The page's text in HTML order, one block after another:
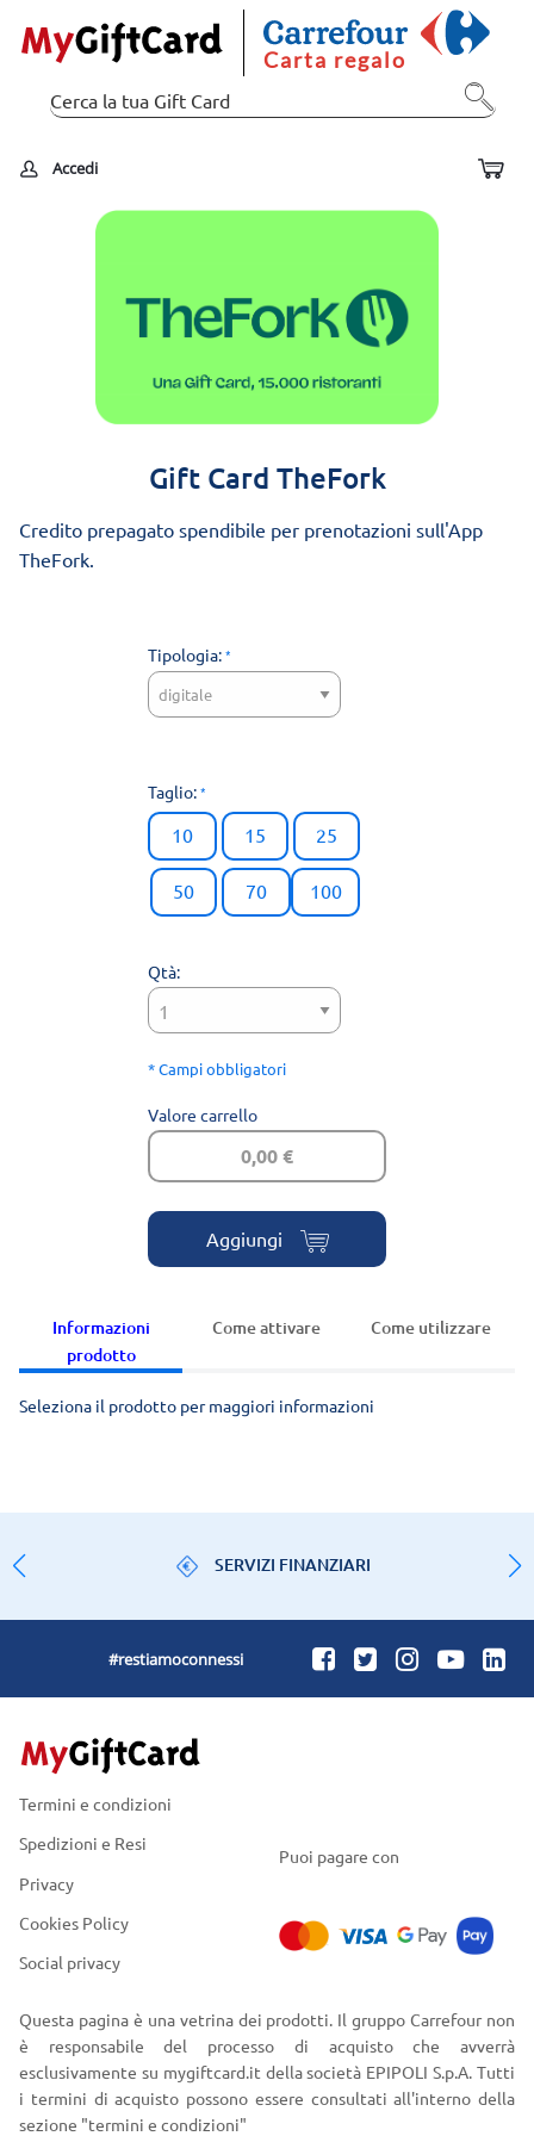
Carta regalo
Accedi
Gift Card TheFork
Credito prepagato spendibile per prenotazioni sull'App
TheFork.
Tipologia:
Taglio:
10 15 25
50 70 100
Qtà:
* Campi obbligatori
Valore carrello
0,00 €
Aggiungi
Informazioni
prodotto
Come attivare Come utilizzare
Seleziona il prodotto per maggiori informazioni
SERVIZI FINANZIARI
#restiamoconnessi
Termini e condizioni
Spedizioni e Resi
Privacy
Cookies Policy
Social privacy
Puoi pagare con
Questa pagina è una vetrina dei prodotti. Il gruppo Carrefour non
è responsabile del processo di acquisto che avverrà
esclusivamente su mygiftcard.it della società EPIPOLI S.p.A. Tutti
i termini di acquisto possono essere consultati all'interno della
sezione "termini e condizioni"